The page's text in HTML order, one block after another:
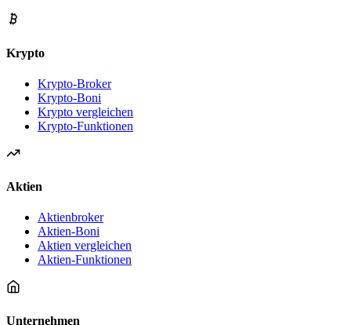
Krypto
Krypto-Broker
Krypto-Boni
Krypto vergleichen
Krypto-Funktionen
Aktien
Aktienbroker
Aktien-Boni
Aktien vergleichen
Aktien-Funktionen
Unternehmen